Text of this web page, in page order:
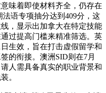
味着即使材料齐全，仍存在
语专项抽分达到409分，这
，显示出加拿大在特定技能
过提高门槛来精准筛选。英
生效，旨在打击虚假留学和
的衔接。澳洲SID则在7月
人需具备真实的职业背景和
。